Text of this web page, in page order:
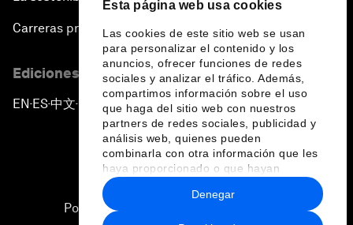
Esta página web usa cookies
Las cookies de este sitio web se usan
para personalizar el contenido y los
anuncios, ofrecer funciones de redes
sociales y analizar el tráfico. Además,
compartimos información sobre el uso
que haga del sitio web con nuestros
partners de redes sociales, publicidad y
análisis web, quienes pueden
combinarla con otra información que les
haya proporcionado o que hayan
recopilado a partir del uso que haya
hecho de sus servicios.
Denegar
Carreras profesionales
Ediciones en otros idiomas
EN ▪ES▪中文▪ 日本語
Política de privacidad y normas de uso